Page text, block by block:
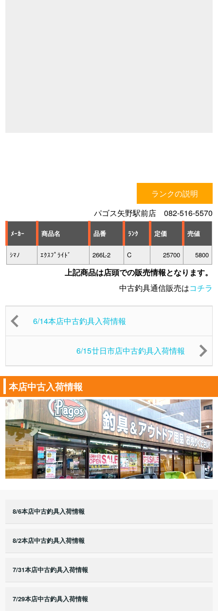
ランクの説明
パゴス矢野駅前店 082-516-5570
ﾒｰｶｰ 商品名 品番 ﾗﾝｸ 定価 売値
ｼﾏﾉ ｴｸｽﾌﾟﾗｲﾄﾞ 266L-2 C 25700 5800
上記商品は店頭での販売情報となります。
中古釣具通信販売はコチラ
6/14本店中古釣具入荷情報
6/15廿日市店中古釣具入荷情報
本店中古入荷情報
8/6本店中古釣具入荷情報
8/2本店中古釣具入荷情報
7/31本店中古釣具入荷情報
7/29本店中古釣具入荷情報